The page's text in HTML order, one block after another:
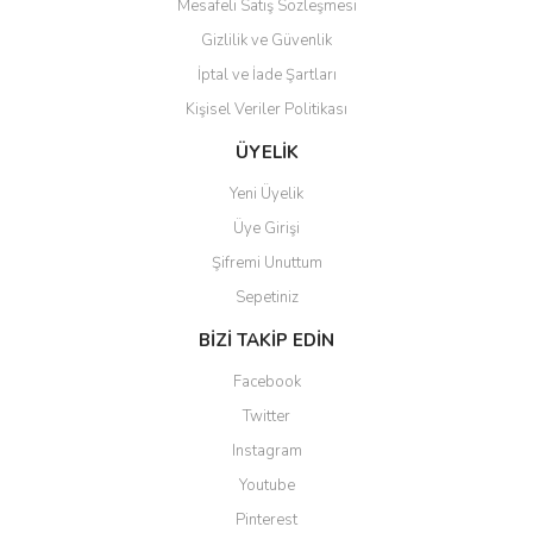
Gönder
Mesafeli Satış Sözleşmesi
Gizlilik ve Güvenlik
İptal ve İade Şartları
Kişisel Veriler Politikası
ÜYELİK
Yeni Üyelik
Üye Girişi
Şifremi Unuttum
Sepetiniz
BİZİ TAKİP EDİN
Facebook
Twitter
Instagram
Youtube
Pinterest